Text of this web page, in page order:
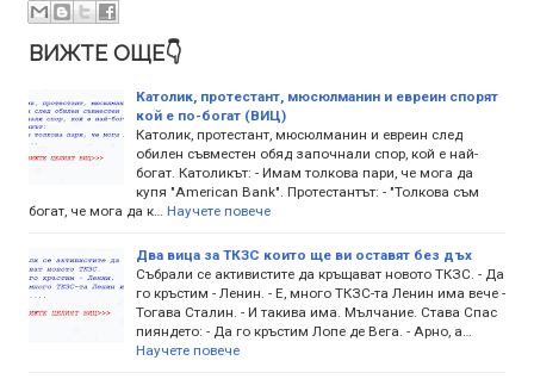
ВИЖТЕ ОЩЕ👇
Католик, протестант, мюсюлманин и евреин спорят
кой е по-богат (ВИЦ)
Католик, протестант, мюсюлманин и евреин след
обилен съвместен обяд започнали спор, кой е най-
богат. Католикът: - Имам толкова пари, че мога да
купя "American Bank". Протестантът: - "Толкова съм
богат, че мога да к…
Научете повече
Два вица за ТКЗС които ще ви оставят без дъх
Събрали се активистите да кръщават новото ТКЗС. - Да
го кръстим - Ленин. - Е, много ТКЗС-та Ленин има вече -
Тогава Сталин. - И такива има. Мълчание. Става Спас
пияндето: - Да го кръстим Лопе де Вега. - Арно, а…
Научете повече